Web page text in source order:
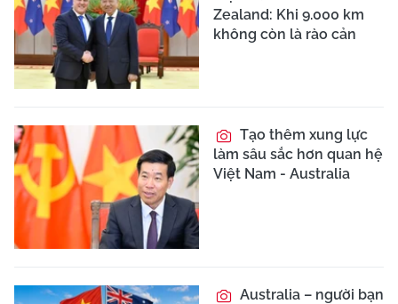
Zealand: Khi 9.000 km
không còn là rào cản
Tạo thêm xung lực
làm sâu sắc hơn quan hệ
Việt Nam - Australia
Australia – người bạn